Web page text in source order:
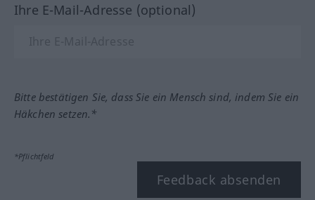
Ihre E-Mail-Adresse (optional)
Bitte bestätigen Sie, dass Sie ein Mensch sind, indem Sie ein
Häkchen setzen.*
*Pflichtfeld
Feedback absenden